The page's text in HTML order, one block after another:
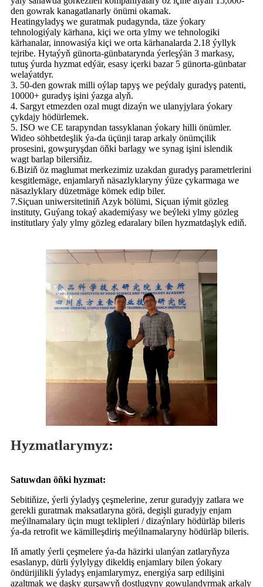
den gowrak kanagatlanarly önümi okamak.
Heatingyladyş we guratmak pudagynda, täze ýokary
tehnologiýaly kärhana, kiçi we orta ylmy we tehnologiki
kärhanalar, innowasiýa kiçi we orta kärhanalarda 2.18 ýyllyk
tejribe. Hytaýyň günorta-günbatarynda ýerleşýän 3 markasy,
tutuş ýurda hyzmat edýär, esasy içerki bazar 5 günorta-günbatar
welaýatdyr.
3. 50-den gowrak milli oýlap tapyş we peýdaly guradyş patenti,
10000+ guradyş işini ýazga alyň.
4. Sargyt etmezden ozal mugt dizaýn we ulanyjylara ýokary
çykdajy hödürlemek.
5. ISO we CE tarapyndan tassyklanan ýokary hilli önümler.
Wideo söhbetdeşlik ýa-da üçünji tarap arkaly önümçilik
prosesini, gowşuryşdan öňki barlagy we synag işini islendik
wagt barlap bilersiňiz.
6.Biziň öz maglumat merkezimiz uzakdan guradyş parametrlerini
kesgitlemäge, enjamlaryň näsazlyklaryny ýüze çykarmaga we
näsazlyklary düzetmäge kömek edip biler.
7.Siçuan uniwersitetiniň Azyk bölümi, Siçuan iýmit gözleg
instituty, Guýang tokaý akademiýasy we beýleki ylmy gözleg
institutlary ýaly ylmy gözleg edaralary bilen hyzmatdaşlyk ediň.
Hyzmatlarymyz:
Satuwdan öňki hyzmat:
Sebitiňize, ýerli ýyladyş çeşmelerine, zerur guradyjy zatlara we
gerekli guratmak maksatlaryna görä, degişli guradyjy enjam
meýilnamalary üçin mugt teklipleri / dizaýnlary hödürläp bileris
ýa-da retrofit we kämilleşdiriş meýilnamalaryny hödürläp bileris.
Iň amatly ýerli çeşmelere ýa-da häzirki ulanýan zatlaryňyza
esaslanyp, dürli ýylylygy dikeldiş enjamlary bilen ýokary
öndürijilikli ýyladyş enjamlarymyz, energiýa sarp edilişini
azaltmak we daşky gurşawyň dostlugyny gowulandyrmak arkaly